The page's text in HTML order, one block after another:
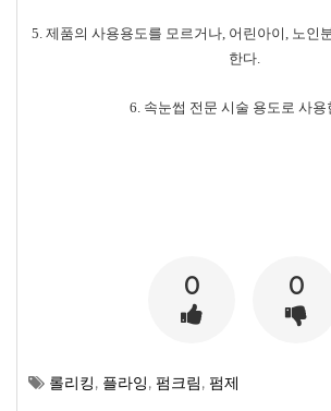
5. 제품의 사용용도를 모르거나, 어린아이, 노인
한다.
6. 속눈썹 전문 시술 용도로 사용
0 0
롤리킹, 플라잉, 펌크림, 펌제